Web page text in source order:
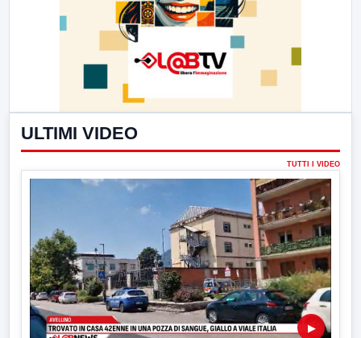
ULTIMI VIDEO
TUTTI I VIDEO
▶